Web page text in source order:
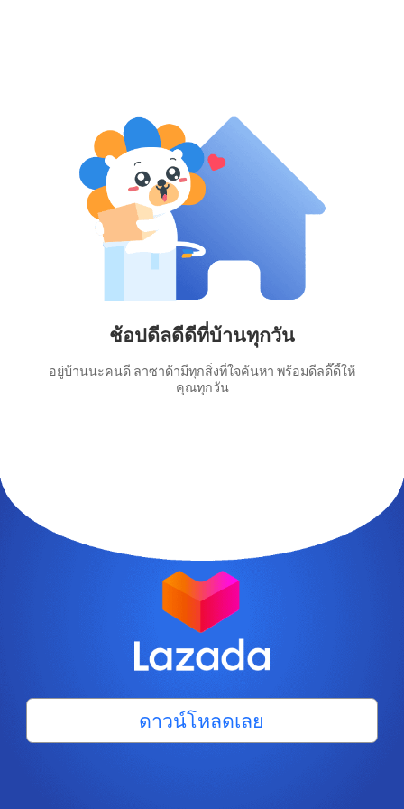
ช้อปดีลดีดีที่บ้านทุกวัน
อยู่บ้านนะคนดี ลาซาด้ามีทุกสิ่งที่ใจค้นหา พร้อมดีลดี๊ดี้ให้
คุณทุกวัน
ดาวน์โหลดเลย